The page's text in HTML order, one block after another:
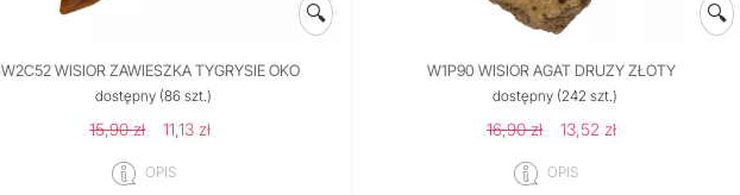
🔍
W2C52 WISIOR ZAWIESZKA TYGRYSIE OKO
dostępny(86 szt.)
15,90 zł 11,13 zł
OPIS
🔍
W1P90 WISIOR AGAT DRUZY ZŁOTY
dostępny(242 szt.)
16,90 zł 13,52 zł
OPIS